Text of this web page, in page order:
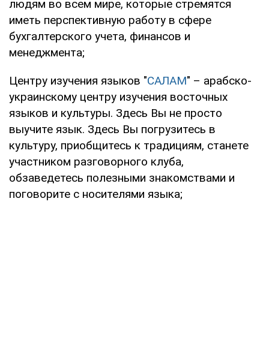
людям во всем мире, которые стремятся
иметь перспективную работу в сфере
бухгалтерского учета, финансов и
менеджмента;
Центру изучения языков "САЛАМ" – арабско-
украинскому центру изучения восточных
языков и культуры. Здесь Вы не просто
выучите язык. Здесь Вы погрузитесь в
культуру, приобщитесь к традициям, станете
участником разговорного клуба,
обзаведетесь полезными знакомствами и
поговорите с носителями языка;